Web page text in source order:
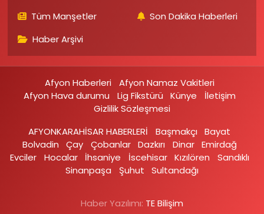
Tüm Manşetler
Son Dakika Haberleri
Haber Arşivi
Afyon Haberleri
Afyon Namaz Vakitleri
Afyon Hava durumu
Lig Fikstürü Künye
İletişim
Gizlilik Sözleşmesi
AFYONKARAHİSAR HABERLERİ
Başmakçı
Bayat
Bolvadin
Çay Çobanlar Dazkırı Dinar Emirdağ‎
Evciler‎
Hocalar İhsaniye‎ İscehisar Kızılören‎
Sandıklı‎
Sinanpaşa
Şuhut Sultandağı
Haber Yazılımı: TE Bilişim